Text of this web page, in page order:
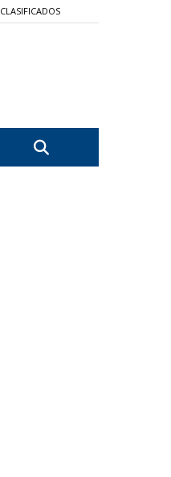
CLASIFICADOS